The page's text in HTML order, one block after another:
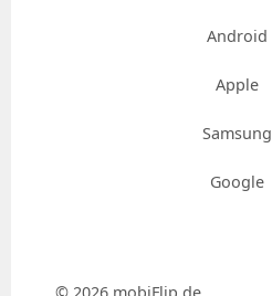
Android
Apple
Samsung
Google